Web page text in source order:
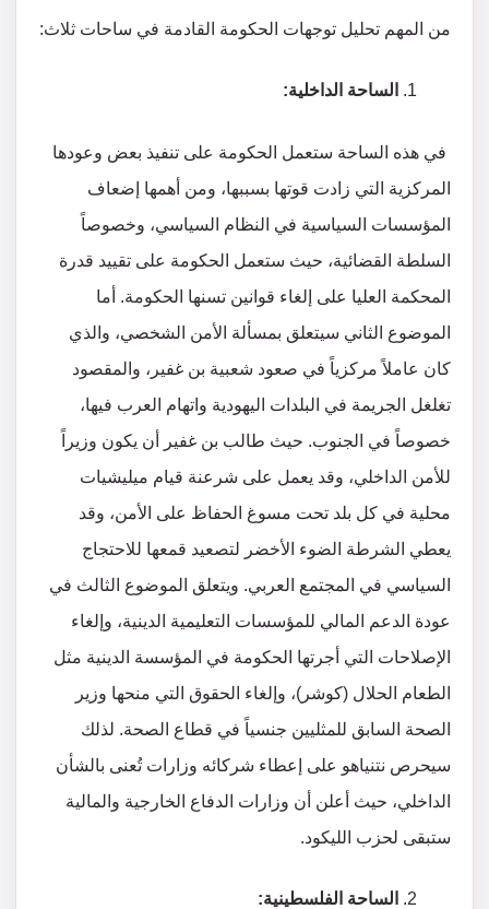
من المهم تحليل توجهات الحكومة القادمة في ساحات ثلاث:
الساحة الداخلية:
في هذه الساحة ستعمل الحكومة على تنفيذ بعض وعودها
المركزية التي زادت قوتها بسببها، ومن أهمها إضعاف
المؤسسات السياسية في النظام السياسي، وخصوصاً
السلطة القضائية، حيث ستعمل الحكومة على تقييد قدرة
المحكمة العليا على إلغاء قوانين تسنها الحكومة. أما
الموضوع الثاني سيتعلق بمسألة الأمن الشخصي، والذي
كان عاملاً مركزياً في صعود شعبية بن غفير، والمقصود
تغلغل الجريمة في البلدات اليهودية واتهام العرب فيها،
خصوصاً في الجنوب. حيث طالب بن غفير أن يكون وزيراً
للأمن الداخلي، وقد يعمل على شرعنة قيام ميليشيات
محلية في كل بلد تحت مسوغ الحفاظ على الأمن، وقد
يعطي الشرطة الضوء الأخضر لتصعيد قمعها للاحتجاج
السياسي في المجتمع العربي. ويتعلق الموضوع الثالث في
عودة الدعم المالي للمؤسسات التعليمية الدينية، وإلغاء
الإصلاحات التي أجرتها الحكومة في المؤسسة الدينية مثل
الطعام الحلال (كوشر)، وإلغاء الحقوق التي منحها وزير
الصحة السابق للمثليين جنسياً في قطاع الصحة. لذلك
سيحرص نتنياهو على إعطاء شركائه وزارات تُعنى بالشأن
الداخلي، حيث أعلن أن وزارات الدفاع الخارجية والمالية
ستبقى لحزب الليكود.
الساحة الفلسطينية: